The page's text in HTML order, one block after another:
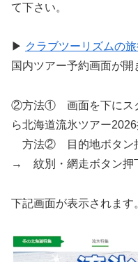
て下さい。
▶ クラブツーリズムの
国内ツアー予約画面が開
②方法① 画面を下にス
ら北海道流氷ツアー
方法② 目的地ボタ
→ 紋別・網走ボタン押
下記画面が表示されます